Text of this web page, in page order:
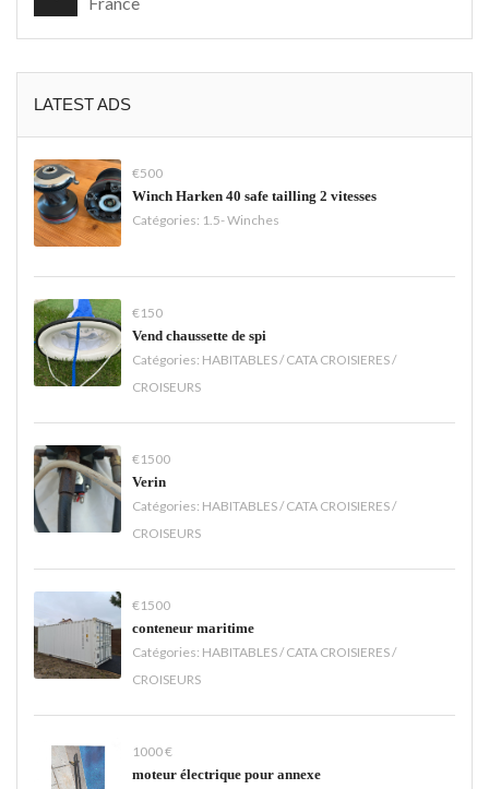
LATEST ADS
€500
Winch Harken 40 safe tailling 2 vitesses
Catégories: 1.5- Winches
€150
Vend chaussette de spi
Catégories: HABITABLES / CATA CROISIERES /
CROISEURS
€1500
Verin
Catégories: HABITABLES / CATA CROISIERES /
CROISEURS
€1500
conteneur maritime
Catégories: HABITABLES / CATA CROISIERES /
CROISEURS
1000 €
moteur électrique pour annexe